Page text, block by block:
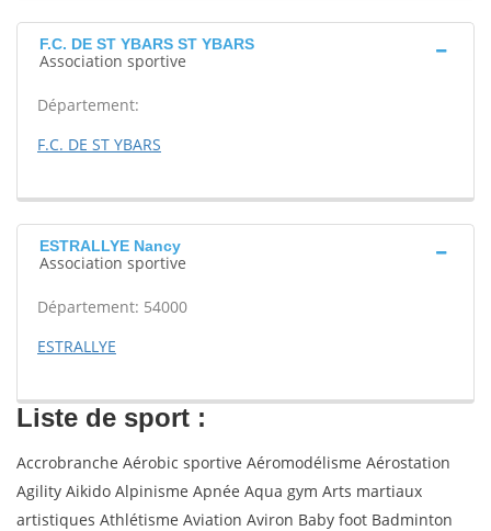
F.C. DE ST YBARS ST YBARS
Association sportive
Département:
F.C. DE ST YBARS
ESTRALLYE Nancy
Association sportive
Département: 54000
ESTRALLYE
Liste de sport :
Accrobranche Aérobic sportive Aéromodélisme Aérostation
Agility Aikido Alpinisme Apnée Aqua gym Arts martiaux
artistiques Athlétisme Aviation Aviron Baby foot Badminton